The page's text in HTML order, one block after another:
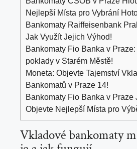
Nejlepší Místa pro Vybrání
Bankomaty Raiffeisenbank
Jak Využít Jejich Výhod!
Bankomaty Fio Banka v
poklady v Starém Městě!
Moneta: Objevte Tajemství
Bankomatů v Praze 14!
Bankomaty Fio Banka v Praze
Objevte Nejlepší Místa pro
Vkladové bankomaty